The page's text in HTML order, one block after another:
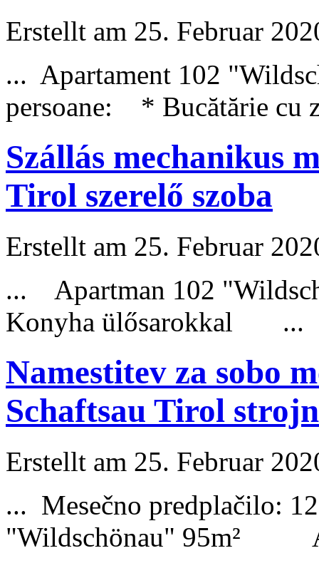
Erstellt am 25. Februar
... Apartament 102 "
persoane: * Bucătărie cu
Szállás mechanikus
Tirol szerelő szoba
Erstellt am 25. Februar
... Apartman 102 "
Konyha ülősarokkal ...
Namestitev za sobo
Schaftsau Tirol
Erstellt am 25. Februar
... Mesečno predplačilo:
"Wildschönau" 95m²